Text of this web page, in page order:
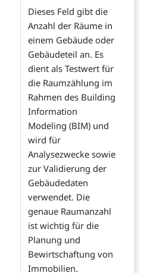
Dieses Feld gibt die
Anzahl der Räume in
einem Gebäude oder
Gebäudeteil an. Es
dient als Testwert für
die Raumzählung im
Rahmen des Building
Information
Modeling (BIM) und
wird für
Analysezwecke sowie
zur Validierung der
Gebäudedaten
verwendet. Die
genaue Raumanzahl
ist wichtig für die
Planung und
Bewirtschaftung von
Immobilien.